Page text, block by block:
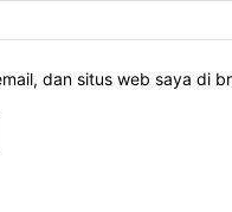
dan situs web saya di